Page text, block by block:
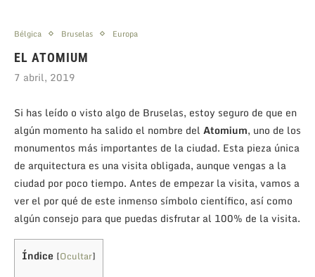
Bélgica Bruselas Europa
EL ATOMIUM
7 abril, 2019
Si has leído o visto algo de Bruselas, estoy seguro de que en
algún momento ha salido el nombre del Atomium, uno de los
monumentos más importantes de la ciudad. Esta pieza única
de arquitectura es una visita obligada, aunque vengas a la
ciudad por poco tiempo. Antes de empezar la visita, vamos a
ver el por qué de este inmenso símbolo científico, así como
algún consejo para que puedas disfrutar al 100% de la visita.
Índice [Ocultar]